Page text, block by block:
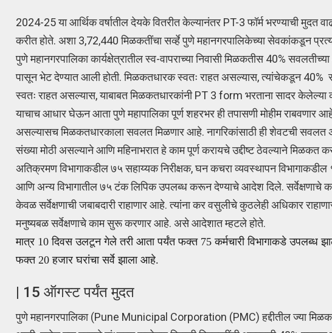
2024-25 या आर्थिक वर्षातील देयके वितरीत केल्यानंतर PT-3 फॉर्म भरण्याची मुदत
करीत होते. अशा 3,72,440 मिळकतींचा सर्व्हे पुणे महानगरपालिकेच्या सेवकांकडून
पुणे महानगरपालिका कार्यक्षेत्रातील स्व-वापराच्या निवासी मिळकतीस 40%
पासून भेट देण्यात आली होती. मिळकतधारक स्वतः राहत असल्यास, त्यांचेकडून
स्वतः राहत असल्यास, याबाबत मिळकतधारकांनी PT 3 form भरताना सादर केलेल्या
याचाच आधार घेऊन आता पुणे महापालिका पूर्ण शहरभर ही तपासणी मोहीम
असल्यासच मिळकतधारकाला सवलत मिळणार आहे. नागरिकांसाठी ही शेवटची सवलत
संख्या मोठी असल्याने आणि महिनाभरात हे काम पूर्ण करायचे उद्दीष्ट ठेवल्याने मिळकत
अतिक्रमण विभागाकडील ७५ सहाय्यक निरीक्षक, घन कचरा व्यवस्थापन विभागाकडील
आणि अन्य विभागातील ७५ टंक लिपिक उपलब्ध करून देण्याचे आदेश दिले. सर्वेक्षणाचे
केवळ सर्वेक्षणाची जबाबदारी राहाणार आहे. त्यांना कर वसुलीचे कुठलेही अधिकार
मनुष्यबळ सर्वेक्षणाचे काम सुरू करणार आहे. असे आदेशात म्हटले होते.
मात्र 10 दिवस उलटून गेले तरी आता पर्यंत फक्त 75 कर्मचारी विभागाकडे उपलब्ध
फक्त 20 हजार घरांचा सर्वे झाला आहे.
| 15 ऑगस्ट पर्यंत मुदत
पुणे महानगरपालिका (Pune Municipal Corporation (PMC) हद्दीतील ज्या